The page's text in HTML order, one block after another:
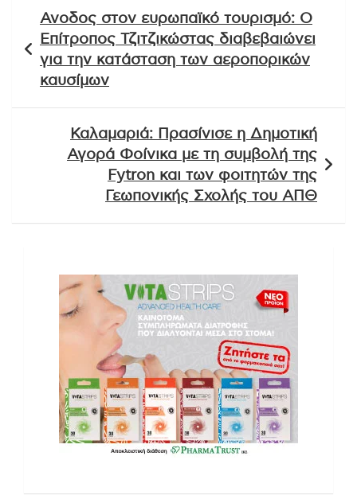
άρθρων
Ανοδος στον ευρωπαϊκό τουρισμό: Ο
Επίτροπος Τζιτζικώστας διαβεβαιώνει
για την κατάσταση των αεροπορικών
καυσίμων
Καλαμαριά: Πρασίνισε η Δημοτική
Αγορά Φοίνικα με τη συμβολή της
Fytron και των φοιτητών της
Γεωπονικής Σχολής του ΑΠΘ